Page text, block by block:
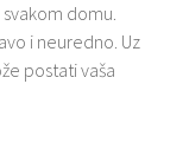
domu.
i neuredno. Uz
postati vaša